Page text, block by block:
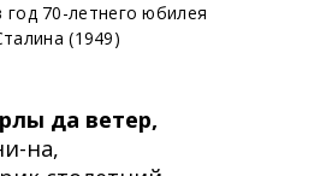
год 70-летнего юбилея
(1949)
да ветер,
на,